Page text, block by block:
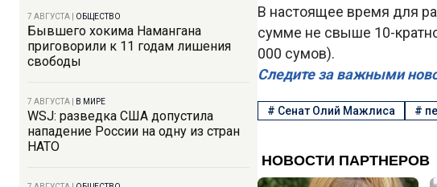
7 АВГУСТА ОБЩЕСТВО
Бывшего хокима Намангана
приговорили к 11 годам лишения
свободы
7 АВГУСТА В МИРЕ
WSJ: разведка США допустила
нападение России на одну из стран
НАТО
В настоящее время для
сумме не свыше 10-
000 сумов).
Следите за важными
# Сенат Олий Мажлиса #